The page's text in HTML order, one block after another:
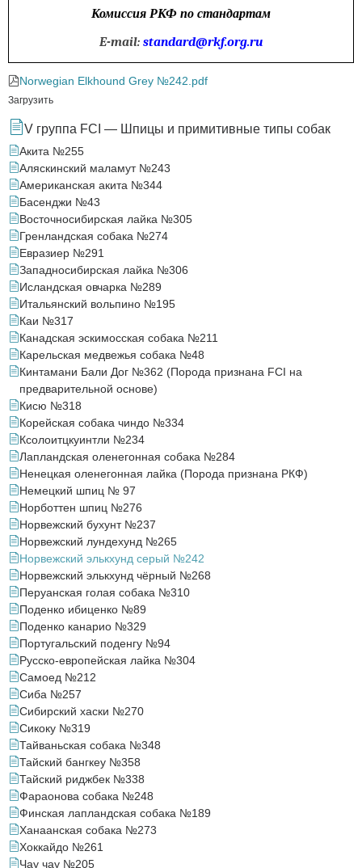
Комиссия РКФ по стандартам
E-mail: standard@rkf.org.ru
Norwegian Elkhound Grey №242.pdf
Загрузить
V группа FCI — Шпицы и примитивные типы собак
Акита №255
Аляскинский маламут №243
Американская акита №344
Басенджи №43
Восточносибирская лайка №305
Гренландская собака №274
Евразиер №291
Западносибирская лайка №306
Исландская овчарка №289
Итальянский вольпино №195
Каи №317
Канадская эскимосская собака №211
Карельская медвежья собака №48
Кинтамани Бали Дог №362 (Порода признана FCI на
предварительной основе)
Кисю №318
Корейская собака чиндо №334
Ксолоитцкуинтли №234
Лапландская оленегонная собака №284
Ненецкая оленегонная лайка (Порода признана РКФ)
Немецкий шпиц № 97
Норботтен шпиц №276
Норвежский бухунт №237
Норвежский лундехунд №265
Норвежский элькхунд серый №242
Норвежский элькхунд чёрный №268
Перуанская голая собака №310
Поденко ибиценко №89
Поденко канарио №329
Португальский поденгу №94
Русско-европейская лайка №304
Самоед №212
Сиба №257
Сибирский хаски №270
Сикоку №319
Тайваньская собака №348
Тайский бангкеу №358
Тайский риджбек №338
Фараонова собака №248
Финская лапландская собака №189
Ханаанская собака №273
Хоккайдо №261
Чау чау №205